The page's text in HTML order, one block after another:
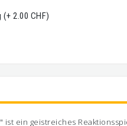
2.00 CHF)
ein geistreiches